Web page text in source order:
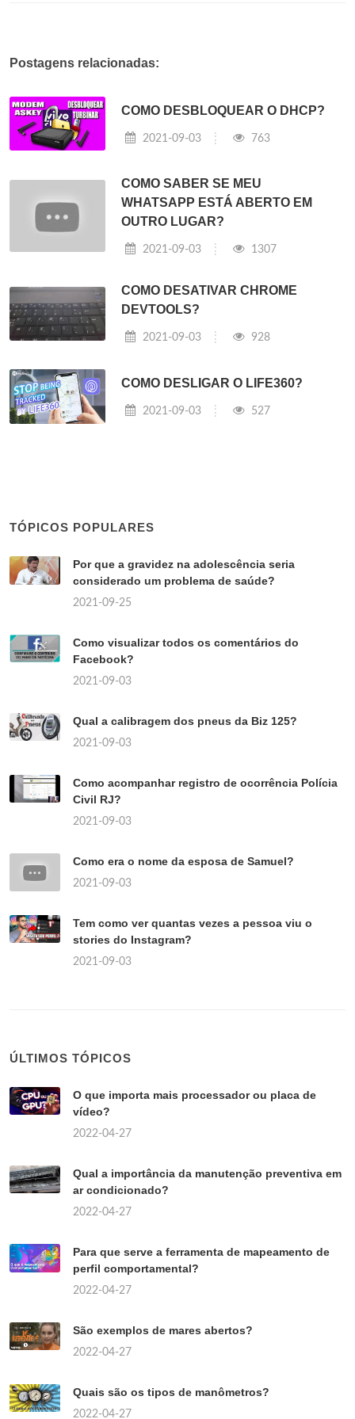
Postagens relacionadas:
COMO DESBLOQUEAR O DHCP?
2021-09-03 763
COMO SABER SE MEU
WHATSAPP ESTÁ ABERTO EM
OUTRO LUGAR?
2021-09-03 1307
COMO DESATIVAR CHROME
DEVTOOLS?
2021-09-03 928
COMO DESLIGAR O LIFE360?
2021-09-03 527
TÓPICOS POPULARES
Por que a gravidez na adolescência seria
considerado um problema de saúde?
2021-09-25
Como visualizar todos os comentários do
Facebook?
2021-09-03
Qual a calibragem dos pneus da Biz 125?
2021-09-03
Como acompanhar registro de ocorrência Polícia
Civil RJ?
2021-09-03
Como era o nome da esposa de Samuel?
2021-09-03
Tem como ver quantas vezes a pessoa viu o
stories do Instagram?
2021-09-03
ÚLTIMOS TÓPICOS
O que importa mais processador ou placa de
vídeo?
2022-04-27
Qual a importância da manutenção preventiva em
ar condicionado?
2022-04-27
Para que serve a ferramenta de mapeamento de
perfil comportamental?
2022-04-27
São exemplos de mares abertos?
2022-04-27
Quais são os tipos de manômetros?
2022-04-27